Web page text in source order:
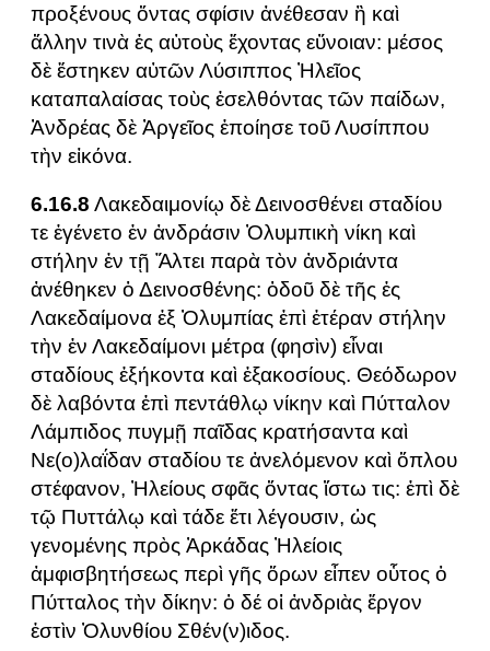
προξένους ὄντας σφίσιν ἀνέθεσαν ἢ καὶ
ἄλλην τινὰ ἐς αὐτοὺς ἔχοντας εὔνοιαν: μέσος
δὲ ἕστηκεν αὐτῶν Λύσιππος Ἠλεῖος
καταπαλαίσας τοὺς ἐσελθόντας τῶν παίδων,
Ἀνδρέας δὲ Ἀργεῖος ἐποίησε τοῦ Λυσίππου
τὴν εἰκόνα.
6.16.8 Λακεδαιμονίῳ δὲ Δεινοσθένει σταδίου
τε ἐγένετο ἐν ἀνδράσιν Ὀλυμπικὴ νίκη καὶ
στήλην ἐν τῇ Ἄλτει παρὰ τὸν ἀνδριάντα
ἀνέθηκεν ὁ Δεινοσθένης: ὁδοῦ δὲ τῆς ἐς
Λακεδαίμονα ἐξ Ὀλυμπίας ἐπὶ ἑτέραν στήλην
τὴν ἐν Λακεδαίμονι μέτρα (φησὶν) εἶναι
σταδίους ἑξήκοντα καὶ ἑξακοσίους. Θεόδωρον
δὲ λαβόντα ἐπὶ πεντάθλῳ νίκην καὶ Πύτταλον
Λάμπιδος πυγμῇ παῖδας κρατήσαντα καὶ
Νε(ο)λαΐδαν σταδίου τε ἀνελόμενον καὶ ὅπλου
στέφανον, Ἠλείους σφᾶς ὄντας ἴστω τις: ἐπὶ δὲ
τῷ Πυττάλῳ καὶ τάδε ἔτι λέγουσιν, ὡς
γενομένης πρὸς Ἀρκάδας Ἠλείοις
ἀμφισβητήσεως περὶ γῆς ὅρων εἶπεν οὗτος ὁ
Πύτταλος τὴν δίκην: ὁ δέ οἱ ἀνδριὰς ἔργον
ἐστὶν Ὀλυνθίου Σθέν(ν)ιδος.